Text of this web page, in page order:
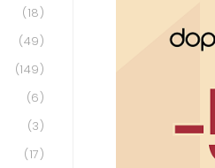
18
49
149
6
3
17